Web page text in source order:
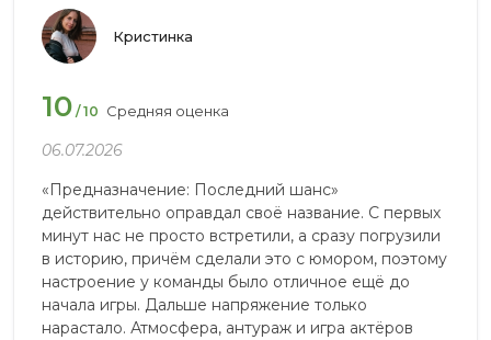
Кристинка
10 / 10 Средняя оценка
06.07.2026
«Предназначение: Последний шанс»
действительно оправдал своё название. С первых
минут нас не просто встретили, а сразу погрузили
в историю, причём сделали это с юмором, поэтому
настроение у команды было отличное ещё до
начала игры. Дальше напряжение только
нарастало. Атмосфера, антураж и игра актёров